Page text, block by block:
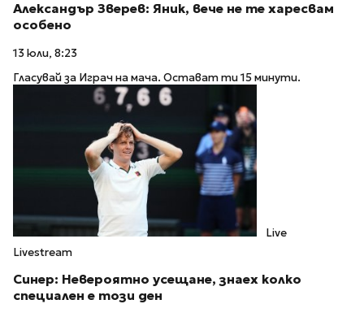
Александър Зверев: Яник, вече не те харесвам
особено
13 юли, 8:23
Гласувай за Играч на мача. Остават ти 15 минути.
Live
Livestream
Синер: Невероятно усещане, знаех колко
специален е този ден